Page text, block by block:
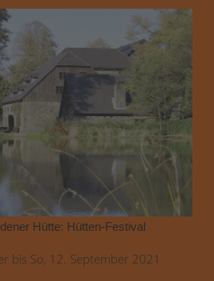
Hütte: Hütten-Festival
bis So, 12. September 2021